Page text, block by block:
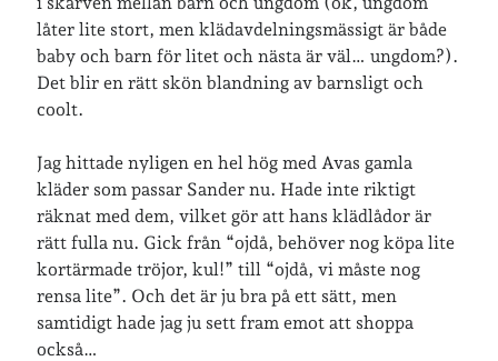
Bröllop café & restaurang dator
e-böcker festligheter foto
frågor & svar
födelsedag geocaching Göteborg
hemmet hemsidan ikea
jobb lopp läsning löpning
musik månadsbild
pappersböcker resor
låter lite stort, men klädavdelningsmässigt är både
baby och barn för litet och nästa är väl… ungdom?).
Det blir en rätt skön blandning av barnsligt och
coolt.
Jag hittade nyligen en hel hög med Avas gamla
kläder som passar Sander nu. Hade inte riktigt
räknat med dem, vilket gör att hans klädlådor är
rätt fulla nu. Gick från “ojdå, behöver nog köpa lite
kortärmade tröjor, kul!” till “ojdå, vi måste nog
rensa lite”. Och det är ju bra på ett sätt, men
samtidigt hade jag ju sett fram emot att shoppa
också…